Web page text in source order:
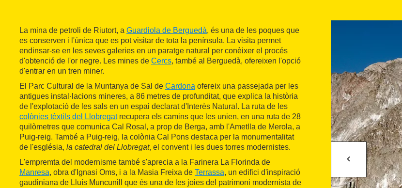
La mina de petroli de Riutort, a Guardiola de Berguedà, és una de les poques que
es conserven i l'única que es pot visitar de tota la península. La visita permet
endinsar-se en les seves galeries en un paratge natural per conèixer el procés
d'obtenció de l'or negre. Les mines de Cercs, també al Berguedà, ofereixen l'opció
d'entrar en un tren miner.
El Parc Cultural de la Muntanya de Sal de Cardona ofereix una passejada per les
antigues instal·lacions mineres, a 86 metres de profunditat, que explica la història
de l'explotació de les sals en un espai declarat d'Interès Natural. La ruta de les
colònies tèxtils del Llobregatrecupera els camins que les unien, en una ruta de 28
quilòmetres que comunica Cal Rosal, a prop de Berga, amb l'Ametlla de Merola, a
Puig-reig. També a Puig-reig, la colònia Cal Pons destaca per la monumentalitat
de l'església, la catedral del Llobregat, el convent i les dues torres modernistes.
L'empremta del modernisme també s'aprecia a la Farinera La Florinda de
Manresa, obra d'Ignasi Oms, i a la Masia Freixa de Terrassa, un edifici d'inspiració
gaudiniana de Lluís Muncunill que és una de les joies del patrimoni modernista de